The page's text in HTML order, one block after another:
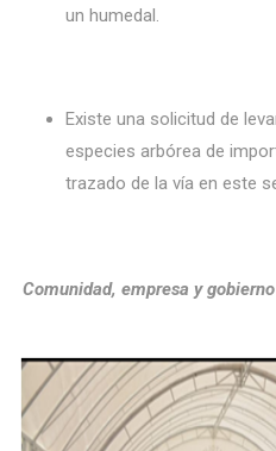
un humedal.
Existe una solicitud de
especies arbórea de
trazado de la vía en este
Comunidad, empresa y